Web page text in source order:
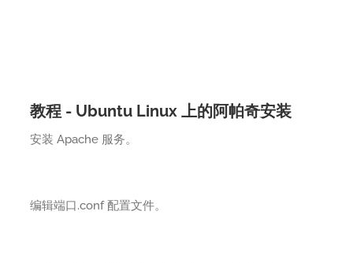
教程 - Ubuntu Linux 上的阿帕奇安装
安装 Apache 服务。
编辑端口.conf 配置文件。